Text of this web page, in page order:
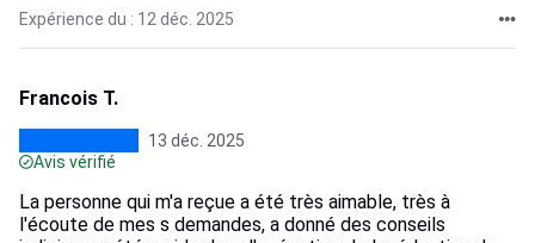
Expérience du : 12 déc. 2025
Francois T.
13 déc. 2025
Avis vérifié
La personne qui m'a reçue a été très aimable, très à
l'écoute de mes s demandes, a donné des conseils